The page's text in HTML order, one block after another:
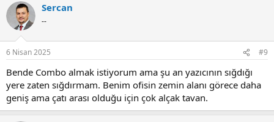
Sercan
--
6 Nisan 2025 #9
Bende Combo almak istiyorum ama şu an yazıcının sığdığı
yere zaten sığdırmam. Benim ofisin zemin alanı görece daha
geniş ama çatı arası olduğu için çok alçak tavan.